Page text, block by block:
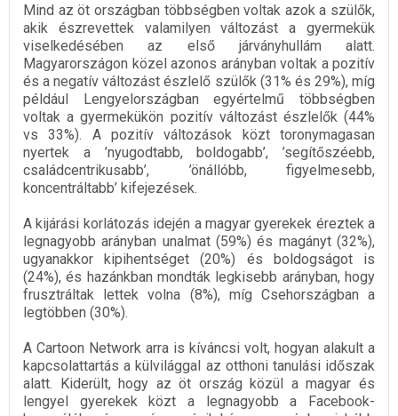
Mind az öt országban többségben voltak azok a szülők,
akik észrevettek valamilyen változást a gyermekük
viselkedésében az első járványhullám alatt.
Magyarországon közel azonos arányban voltak a pozitív
és a negatív változást észlelő szülők (31% és 29%), míg
például Lengyelországban egyértelmű többségben
voltak a gyermekükön pozitív változást észlelők (44%
vs 33%). A pozitív változások közt toronymagasan
nyertek a ’nyugodtabb, boldogabb’, ’segítőszéebb,
családcentrikusabb’, ’önállóbb, figyelmesebb,
koncentráltabb’ kifejezések.
A kijárási korlátozás idején a magyar gyerekek éreztek a
legnagyobb arányban unalmat (59%) és magányt (32%),
ugyanakkor kipihentséget (20%) és boldogságot is
(24%), és hazánkban mondták legkisebb arányban, hogy
frusztráltak lettek volna (8%), míg Csehországban a
legtöbben (30%).
A Cartoon Network arra is kíváncsi volt, hogyan alakult a
kapcsolattartás a külvilággal az otthoni tanulási időszak
alatt. Kiderült, hogy az öt ország közül a magyar és
lengyel gyerekek közt a legnagyobb a Facebook-